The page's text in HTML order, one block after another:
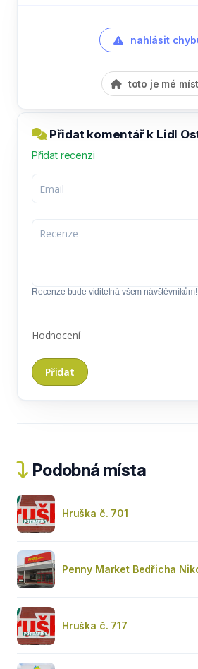
nahlásit
toto je mé
Přidat komentář k Lidl
Přidat recenzi
Recenze bude viditelná všem návštěvníkům!
Hodnocení
Podobná místa
Hruška č. 701
Penny Market Bedřicha
Hruška č. 717